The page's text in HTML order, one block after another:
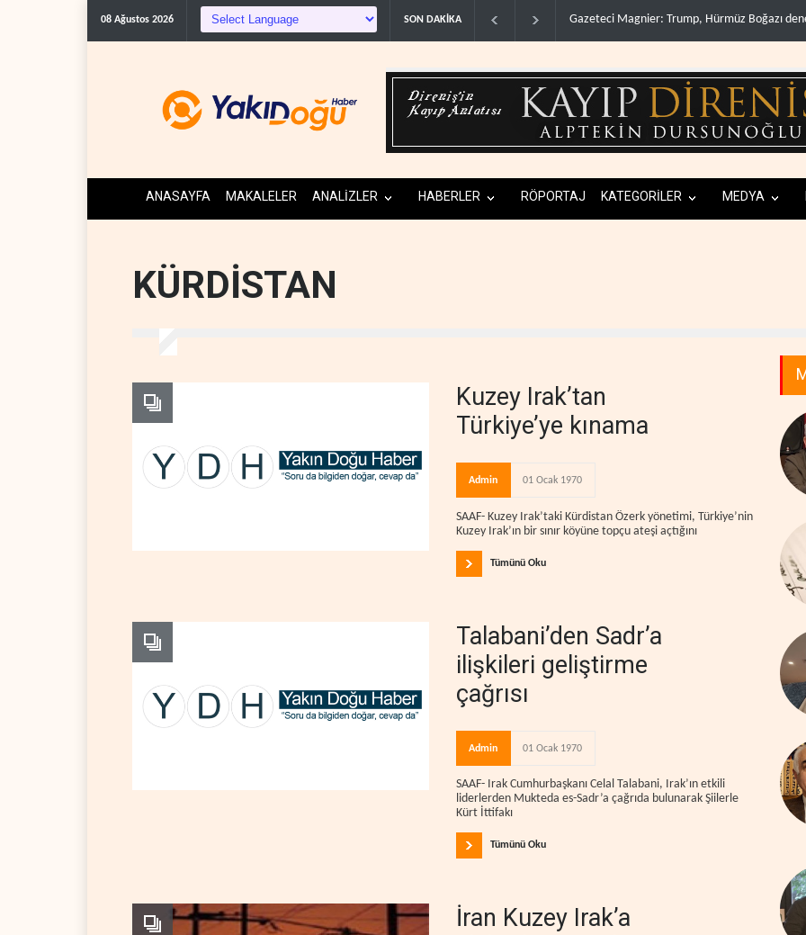
08 Ağustos 2026 SON DAKİKA
Gazeteci Magnier: Trump, Hürmüz Boğazı denetimini doğru.. Irak Direnişi: Misilleme ertelendi, hesap
ANASAYFA MAKALELER ANALİZLER HABERLER RÖPORTAJ KATEGORİLER MEDYA
KÜRDİSTAN
Kuzey Irak’tan
Türkiye’ye kınama
Admin 01 Ocak 1970
SAAF- Kuzey Irak’taki Kürdistan Özerk yönetimi, Türkiye’nin
Kuzey Irak’ın bir sınır köyüne topçu ateşi açtığını
Tümünü Oku
Talabani’den Sadr’a
ilişkileri geliştirme
çağrısı
Admin 01 Ocak 1970
SAAF- Irak Cumhurbaşkanı Celal Talabani, Irak’ın etkili
liderlerden Mukteda es-Sadr’a çağrıda bulunarak Şiilerle
Kürt İttifakı
Tümünü Oku
İran Kuzey Irak’a